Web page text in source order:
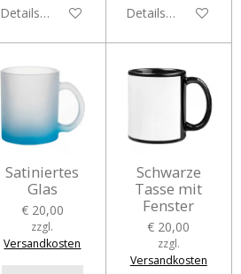
Details anzeigen Details anzeigen
Satiniertes
Glas
€ 20,00
zzgl.
Versandkosten
Schwarze
Tasse mit
Fenster
€ 20,00
zzgl.
Versandkosten